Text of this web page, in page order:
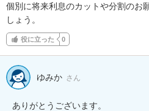
個別に将来利息のカットや分割のお
しょう。
役に立った 0
ゆみか さん
ありがとうございます。